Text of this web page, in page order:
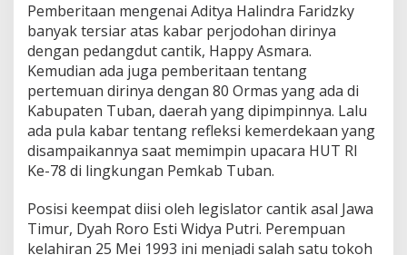
Pemberitaan mengenai Aditya Halindra Faridzky
banyak tersiar atas kabar perjodohan dirinya
dengan pedangdut cantik, Happy Asmara.
Kemudian ada juga pemberitaan tentang
pertemuan dirinya dengan 80 Ormas yang ada di
Kabupaten Tuban, daerah yang dipimpinnya. Lalu
ada pula kabar tentang refleksi kemerdekaan yang
disampaikannya saat memimpin upacara HUT RI
Ke-78 di lingkungan Pemkab Tuban.
Posisi keempat diisi oleh legislator cantik asal Jawa
Timur, Dyah Roro Esti Widya Putri. Perempuan
kelahiran 25 Mei 1993 ini menjadi salah satu tokoh